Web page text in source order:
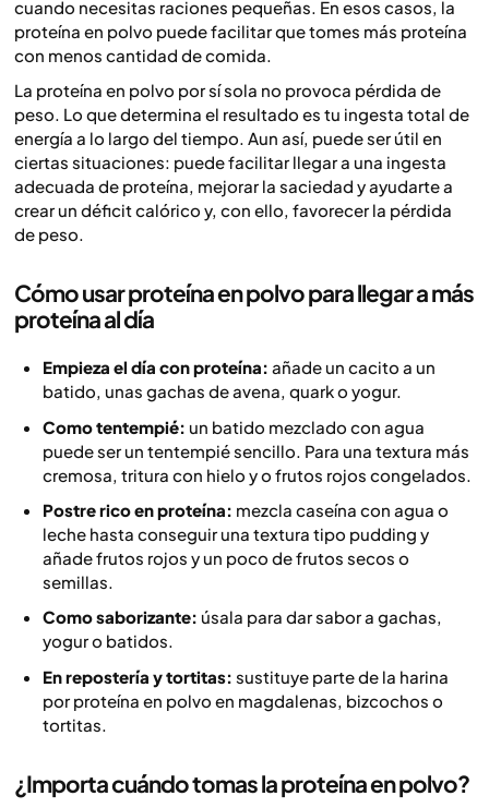
cuando necesitas raciones pequeñas. En esos casos, la
proteína en polvo puede facilitar que tomes más proteína
con menos cantidad de comida.
La proteína en polvo por sí sola no provoca pérdida de
peso. Lo que determina el resultado es tu ingesta total de
energía a lo largo del tiempo. Aun así, puede ser útil en
ciertas situaciones: puede facilitar llegar a una ingesta
adecuada de proteína, mejorar la saciedad y ayudarte a
crear un déficit calórico y, con ello, favorecer la pérdida
de peso.
Cómo usar proteína en polvo para llegar a más
proteína al día
Empieza el día con proteína: añade un cacito a un
batido, unas gachas de avena, quark o yogur.
Como tentempié: un batido mezclado con agua
puede ser un tentempié sencillo. Para una textura más
cremosa, tritura con hielo y o frutos rojos congelados.
Postre rico en proteína: mezcla caseína con agua o
leche hasta conseguir una textura tipo pudding y
añade frutos rojos y un poco de frutos secos o
semillas.
Como saborizante: úsala para dar sabor a gachas,
yogur o batidos.
En repostería y tortitas: sustituye parte de la harina
por proteína en polvo en magdalenas, bizcochos o
tortitas.
¿Importa cuándo tomas la proteína en polvo?